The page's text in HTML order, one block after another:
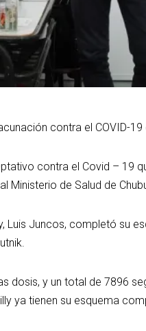
contra el COVID-19
contra el Covid – 19
Ministerio de Salud de
Luis Juncos, completó su
dosis, y un total de 7896
ya tienen su esquema